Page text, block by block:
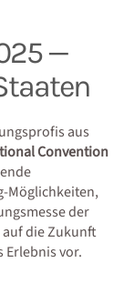
—
aus
Convention
Möglichkeiten,
der
auf die Zukunft
Erlebnis vor.